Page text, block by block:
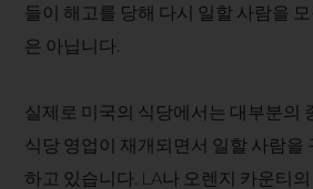
들이 해고를 당해 다시 일할 사람을
은 아닙니다.
실제로 미국의 식당에서는 대부분의
식당 영업이 재개되면서 일할 사람을
하고 있습니다. LA나 오렌지 카운티